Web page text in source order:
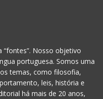
“fontes”. Nosso objetivo
portuguesa. Somos uma
temas, como filosofia,
leis, história e
há mais de 20 anos,